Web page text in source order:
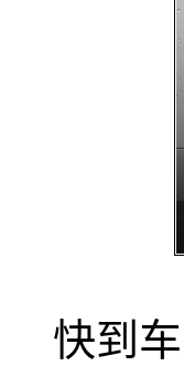
快到车